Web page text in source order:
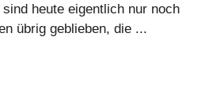
heute eigentlich nur noch
übrig geblieben, die ...